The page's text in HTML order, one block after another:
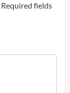
Required fields